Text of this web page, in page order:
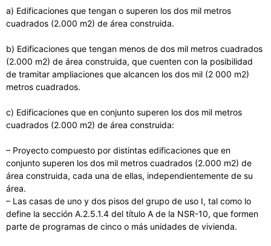
a) Edificaciones que tengan o superen los dos mil metros
cuadrados (2.000 m2) de área construida.
b) Edificaciones que tengan menos de dos mil metros cuadrados
(2.000 m2) de área construida, que cuenten con la posibilidad
de tramitar ampliaciones que alcancen los dos mil (2 000 m2)
metros cuadrados.
c) Edificaciones que en conjunto superen los dos mil metros
cuadrados (2.000 m2) de área construida:
– Proyecto compuesto por distintas edificaciones que en
conjunto superen los dos mil metros cuadrados (2.000 m2) de
área construida, cada una de ellas, independientemente de su
área.
– Las casas de uno y dos pisos del grupo de uso I, tal como lo
define la sección A.2.5.1.4 del título A de la NSR-10, que formen
parte de programas de cinco o más unidades de vivienda.